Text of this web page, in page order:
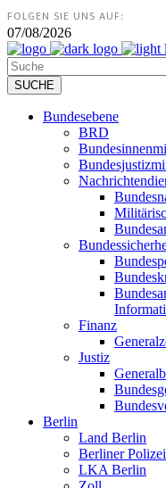
FOLGEN SIE UNS AUF:
07/08/2026
Bundesebene
BRD
Finanz
Justiz
Berlin
Land Berlin
Berliner Polizei
LKA Berlin